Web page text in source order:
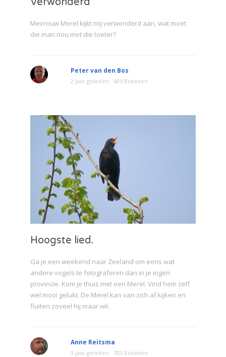
Mevrouw Merel kijkt mij verwonderd aan, wat moet
die man nou met die toeter?
Peter van den Bos
2 jaar geleden 605 Bekeken
Hoogste lied.
Ga je een weekend naar Zeeland om eens wat
andere vogels te fotograferen dan in je eigen
provincie. Kom je thuis met een Merel. Vind hem zelf
wel mooi gelukt. De Merel kan van zich af kijken en
fluiten zoveel hij maar wil.
Anne Reitsma
3 jaar geleden 703 Bekeken